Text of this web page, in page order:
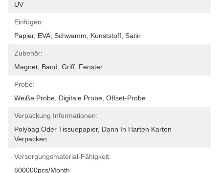
UV
Einfügen:
Papier, EVA, Schwamm, Kunststoff, Satin
Zubehör:
Magnet, Band, Griff, Fenster
Probe:
Weiße Probe, Digitale Probe, Offset-Probe
Verpackung Informationen:
Polybag Oder Tissuepapier, Dann In Harten Karton
Verpacken
Versorgungsmaterial-Fähigkeit:
600000pcs/month